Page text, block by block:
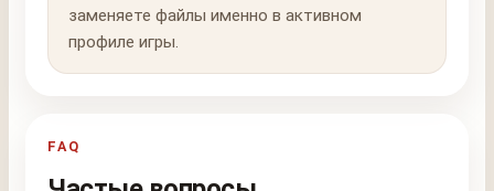
заменяете файлы именно в активном
профиле игры.
FAQ